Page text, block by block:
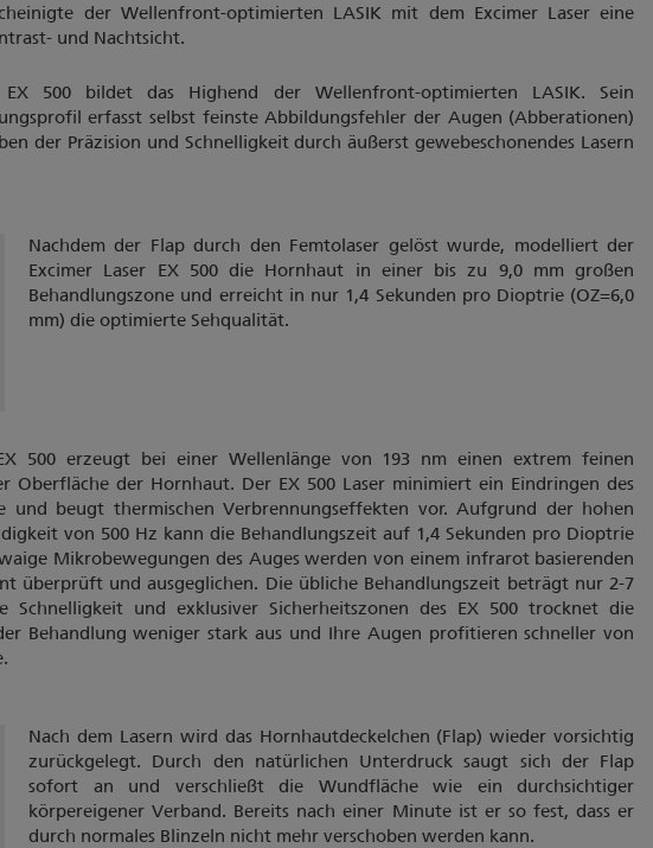
der Wellenfront-optimierten LASIK mit dem Excimer Laser eine
und Nachtsicht.
500 bildet das Highend der Wellenfront-optimierten LASIK. Sein
erfasst selbst feinste Abbildungsfehler der Augen (Abberationen)
der Präzision und Schnelligkeit durch äußerst gewebeschonendes Lasern
Nachdem der Flap durch den Femtolaser gelöst wurde, modelliert der
Excimer Laser EX 500 die Hornhaut in einer bis zu 9,0 mm großen
Behandlungszone und erreicht in nur 1,4 Sekunden pro Dioptrie (OZ=6,0
mm) die optimierte Sehqualität.
500 erzeugt bei einer Wellenlänge von 193 nm einen extrem feinen
Oberfläche der Hornhaut. Der EX 500 Laser minimiert ein Eindringen des
und beugt thermischen Verbrennungseffekten vor. Aufgrund der hohen
von 500 Hz kann die Behandlungszeit auf 1,4 Sekunden pro Dioptrie
Mikrobewegungen des Auges werden von einem infrarot basierenden
überprüft und ausgeglichen. Die übliche Behandlungszeit beträgt nur 2-7
Schnelligkeit und exklusiver Sicherheitszonen des EX 500 trocknet die
Behandlung weniger stark aus und Ihre Augen profitieren schneller von
Nach dem Lasern wird das Hornhautdeckelchen (Flap) wieder vorsichtig
zurückgelegt. Durch den natürlichen Unterdruck saugt sich der Flap
sofort an und verschließt die Wundfläche wie ein durchsichtiger
körpereigener Verband. Bereits nach einer Minute ist er so fest, dass er
durch normales Blinzeln nicht mehr verschoben werden kann.